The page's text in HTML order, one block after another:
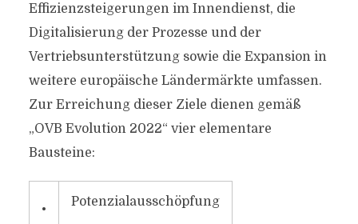
Effizienzsteigerungen im Innendienst, die
Digitalisierung der Prozesse und der
Vertriebsunterstützung sowie die Expansion in
weitere europäische Ländermärkte umfassen.
Zur Erreichung dieser Ziele dienen gemäß
„OVB Evolution 2022“ vier elementare
Bausteine:
•
Potenzialausschöpfung